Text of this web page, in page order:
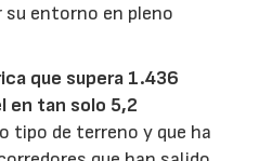
entorno en pleno
que supera 1.436
en tan solo 5,2
tipo de terreno y que ha